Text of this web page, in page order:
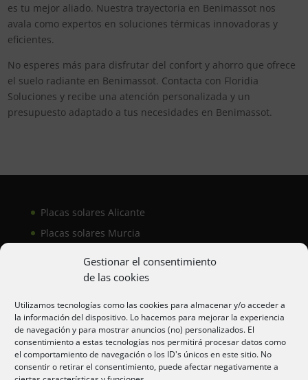
Gestionar el consentimiento
de las cookies
Utilizamos tecnologías como las cookies para almacenar y/o acceder a
la información del dispositivo. Lo hacemos para mejorar la experiencia
de navegación y para mostrar anuncios (no) personalizados. El
consentimiento a estas tecnologías nos permitirá procesar datos como
el comportamiento de navegación o los ID's únicos en este sitio. No
consentir o retirar el consentimiento, puede afectar negativamente a
es tu mejor aliado. Nuestra trayectoria en Benimassot nos
avala como expertos en soluciones térmicas innovadoras y
eficientes.
No esperes más para disfrutar del confort y ahorro que ofrece
el suelo radiante en Benimassot. Contacta con Floridia
Soluciones y recibe una atención personalizada y un
presupuesto adaptado a tus necesidades en Benimassot.
Placas solares Alicante
Placas solares Murcia
Aire acondicionado Alicante
Aire acondicionador Murcia
Aire acondicionado San Juan